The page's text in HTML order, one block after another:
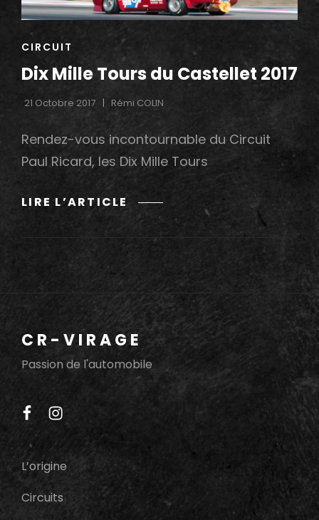
CAT
CIRCUIT
Dix Mille Tours du Castellet 2017
21 Octobre 2017 Rémi COLIN
Rendez-vous incontournable du Circuit
Paul Ricard, les Dix Mille Tours
LIRE L’ARTICLE
DIX
MILLE
TOURS
2017
CR-VIRAGE
Passion de l'automobile
facebook
instagram
L’origine
Circuits